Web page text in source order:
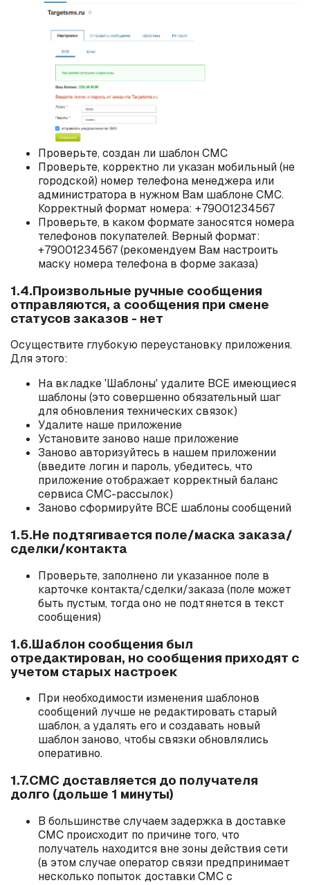
Проверьте, создан ли шаблон СМС
Проверьте, корректно ли указан мобильный (не
городской) номер телефона менеджера или
администратора в нужном Вам шаблоне СМС.
Корректный формат номера: +79001234567
Проверьте, в каком формате заносятся номера
телефонов покупателей. Верный формат:
+79001234567 (рекомендуем Вам настроить
маску номера телефона в форме заказа)
1.4.Произвольные ручные сообщения
отправляются, а сообщения при смене
статусов заказов - нет
Осуществите глубокую переустановку приложения.
Для этого:
На вкладке 'Шаблоны' удалите ВСЕ имеющиеся
шаблоны (это совершенно обязательный шаг
для обновления технических связок)
Удалите наше приложение
Установите заново наше приложение
Заново авторизуйтесь в нашем приложении
(введите логин и пароль, убедитесь, что
приложение отображает корректный баланс
сервиса СМС-рассылок)
Заново сформируйте ВСЕ шаблоны сообщений
1.5.Не подтягивается поле/маска заказа/
сделки/контакта
Проверьте, заполнено ли указанное поле в
карточке контакта/сделки/заказа (поле может
быть пустым, тогда оно не подтянется в текст
сообщения)
1.6.Шаблон сообщения был
отредактирован, но сообщения приходят с
учетом старых настроек
При необходимости изменения шаблонов
сообщений лучше не редактировать старый
шаблон, а удалять его и создавать новый
шаблон заново, чтобы связки обновлялись
оперативно.
1.7.СМС доставляется до получателя
долго (дольше 1 минуты)
В большинстве случаем задержка в доставке
СМС происходит по причине того, что
получатель находится вне зоны действия сети
(в этом случае оператор связи предпринимает
несколько попыток доставки СМС с